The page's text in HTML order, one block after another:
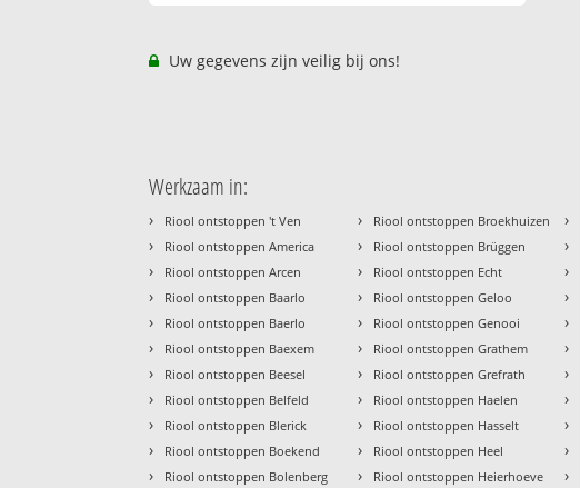
Uw gegevens zijn veilig bij ons!
Werkzaam in:
› Riool ontstoppen 't Ven
› Riool ontstoppen America
› Riool ontstoppen Arcen
› Riool ontstoppen Baarlo
› Riool ontstoppen Baerlo
› Riool ontstoppen Baexem
› Riool ontstoppen Beesel
› Riool ontstoppen Belfeld
› Riool ontstoppen Blerick
› Riool ontstoppen Boekend
› Riool ontstoppen Bolenberg
› Riool ontstoppen Broekhuizen
› Riool ontstoppen Brüggen
› Riool ontstoppen Echt
› Riool ontstoppen Geloo
› Riool ontstoppen Genooi
› Riool ontstoppen Grathem
› Riool ontstoppen Grefrath
› Riool ontstoppen Haelen
› Riool ontstoppen Hasselt
› Riool ontstoppen Heel
› Riool ontstoppen Heierhoeve
›
›
›
›
›
›
›
›
›
›
›